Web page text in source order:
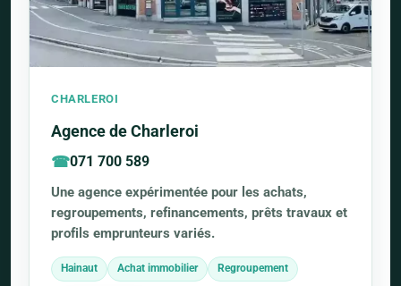
CHARLEROI
Agence de Charleroi
071 700 589
Une agence expérimentée pour les achats,
regroupements, refinancements, prêts travaux et
profils emprunteurs variés.
Hainaut Achat immobilier Regroupement